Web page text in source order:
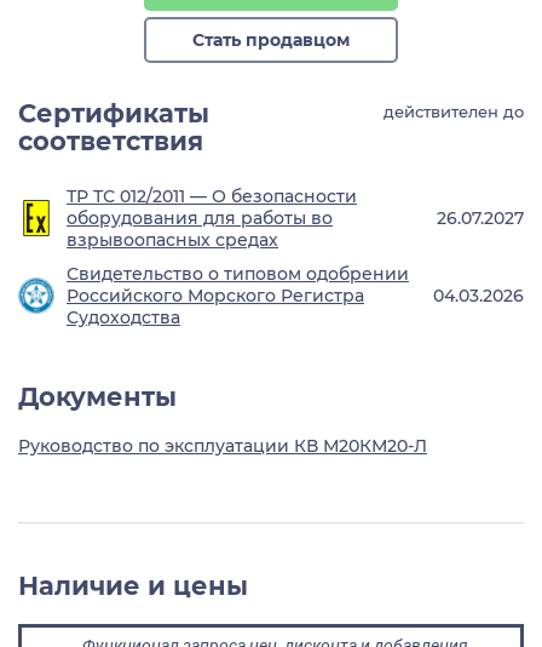
Стать продавцом
Сертификаты
соответствия
действителен до
ТР ТС 012/2011 — О безопасности
оборудования для работы во
взрывоопасных средах
26.07.2027
Свидетельство о типовом одобрении
Российского Морского Регистра
Судоходства
04.03.2026
Документы
Руководство по эксплуатации КВ М20КМ20-Л
Наличие и цены